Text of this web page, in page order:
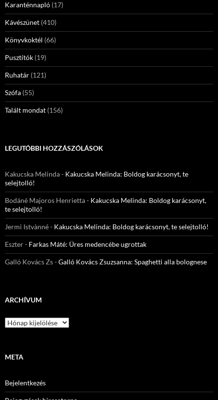
Karanténnapló (17)
Kávészünet (410)
Könyvkoktél (66)
Pusztítók (19)
Ruhatár (121)
Szófa (55)
Talált mondat (156)
LEGUTÓBBI HOZZÁSZÓLÁSOK
Kakucska Melinda- Kakucska Melinda: Boldog karácsonyt, te
selejtolló!
Bodáné Majoros Henrietta- Kakucska Melinda: Boldog karácsonyt,
te selejtolló!
Jermi Istvànné- Kakucska Melinda: Boldog karácsonyt, te selejtolló!
Eszter- Farkas Máté: Üres medencébe ugrottak
Galló Kovács Zs-Galló Kovács Zsuzsanna: Spaghetti alla bolognese
ARCHÍVUM
Archívum
META
Bejelentkezés